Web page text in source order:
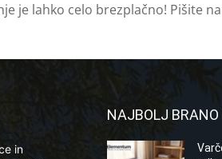
je lahko celo brezplačno! Pišite
in
NAJBOLJ BRANO